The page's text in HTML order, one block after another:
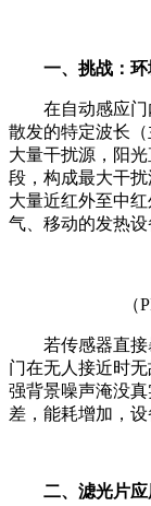
一、挑战：
在自动感应
散发的特定波长
大量干扰源，阳
段，构成最大干
大量近红外至中
气、移动的发热设
（
若传感器直
门在无人接近时
强背景噪声淹没
差，能耗增加，设
二、滤光片